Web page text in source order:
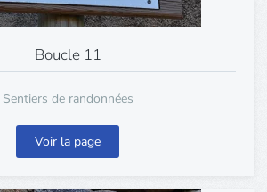
Boucle 11
Sentiers de randonnées
Voir la page